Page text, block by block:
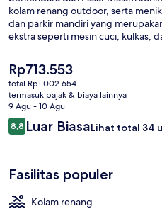
kolam renang outdoor, serta
dan parkir mandiri yang
ekstra seperti mesin cuci, kulkas,
Harga
saat
ini
Rp713.553
Rp713.553
total Rp1.002.654
termasuk pajak & biaya lainnya
9 Agu - 10 Agu
Ulasan
8,88,8 dari 10
Luar BiasaLihat total 34
Fasilitas populer
Kolam renang